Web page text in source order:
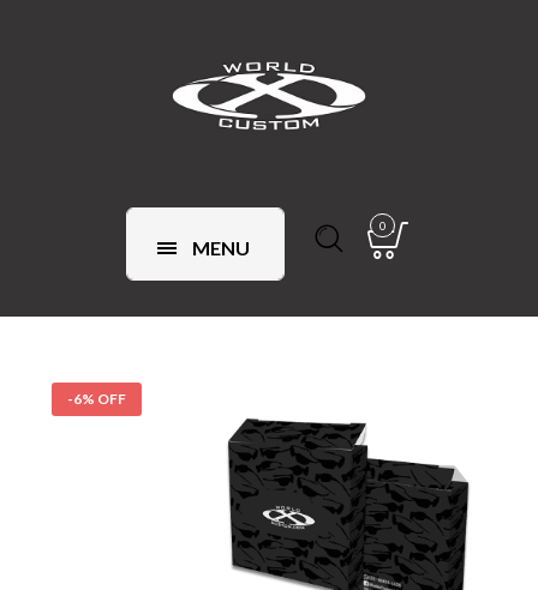
MENU
0
-6% OFF